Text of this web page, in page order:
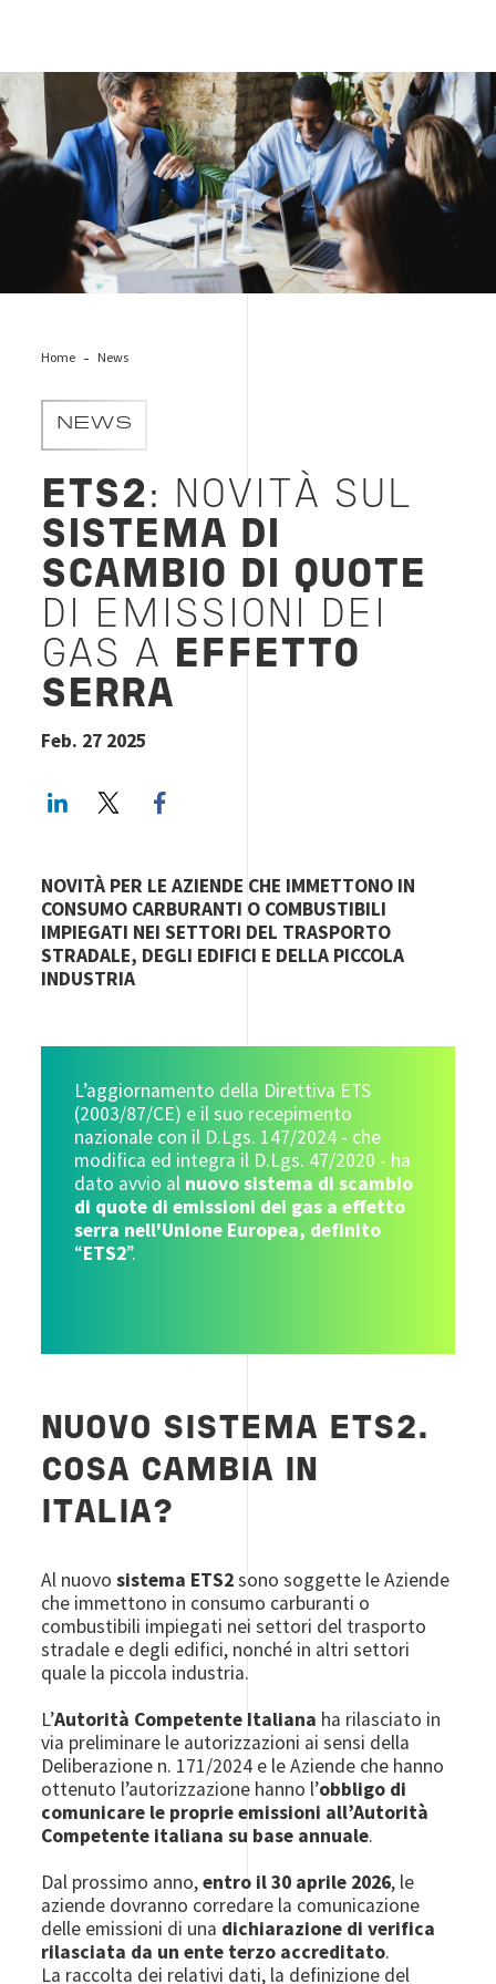
meeting-sostenibilita-green
Home News
NEWS
ETS2: NOVITÀ SUL
SISTEMA DI
SCAMBIO DI QUOTE
DI EMISSIONI DEI
GAS A
EFFETTO
SERRA
Feb. 27 2025
LinkedInTwitter
NOVITÀ PER LE AZIENDE CHE IMMETTONO IN
CONSUMO CARBURANTI O COMBUSTIBILI
IMPIEGATI NEI SETTORI DEL TRASPORTO
STRADALE, DEGLI EDIFICI E DELLA PICCOLA
INDUSTRIA
L’aggiornamento della Direttiva ETS
(2003/87/CE) e il suo recepimento
nazionale con il D.Lgs. 147/2024 - che
modifica ed integra il D.Lgs. 47/2020 - ha
dato avvio al nuovo sistema di scambio
di quote di emissioni dei gas a effetto
serra nell'Unione Europea, definito
“ETS2”.
NUOVO SISTEMA ETS2.
COSA CAMBIA IN
ITALIA?
Al nuovo sistema ETS2sono soggette le Aziende
che immettono in consumo carburanti o
combustibili impiegati nei settori del trasporto
stradale e degli edifici, nonché in altri settori
quale la piccola industria.
L’Autorità Competente Italiana ha rilasciato in
via preliminare le autorizzazioni ai sensi della
Deliberazione n. 171/2024 e le Aziende che hanno
ottenuto l’autorizzazione hanno l’obbligo di
comunicare le proprie emissioni all’Autorità
Competente italiana su base annuale.
Dal prossimo anno,entro il 30 aprile 2026, le
aziende dovranno corredare la comunicazione
delle emissioni di una dichiarazione di verifica
rilasciata da un ente terzo accreditato.
La raccolta dei relativi dati, la definizione del